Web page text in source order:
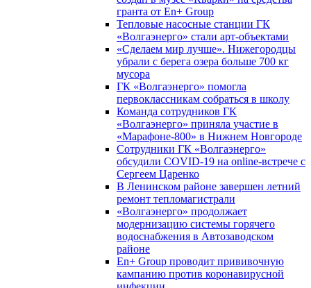
гранта от En+ Group
Тепловые насосные станции ГК
«Волгаэнерго» стали арт-объектами
«Сделаем мир лучше». Нижегородцы
убрали с берега озера больше 700 кг
мусора
ГК «Волгаэнерго» помогла
первоклассникам собраться в школу
Команда сотрудников ГК
«Волгаэнерго» приняла участие в
«Марафоне-800» в Нижнем Новгороде
Сотрудники ГК «Волгаэнерго»
обсудили COVID-19 на online-встрече с
Сергеем Царенко
В Ленинском районе завершен летний
ремонт тепломагистрали
«Волгаэнерго» продолжает
модернизацию системы горячего
водоснабжения в Автозаводском
районе
En+ Group проводит прививочную
кампанию против коронавирусной